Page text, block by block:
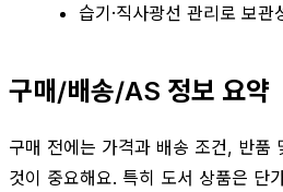
습기·직사광선 관리로 보
구매/배송/AS 정보 요약
구매 전에는 가격과 배송 조건, 반품
것이 중요해요. 특히 도서 상품은 단